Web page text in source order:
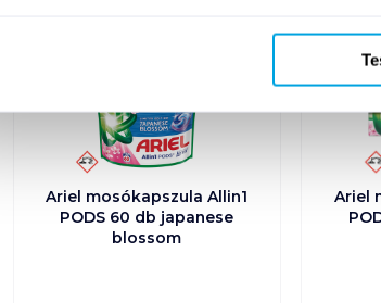
Ariel mosókapszula Allin1
PODS 60 db japanese
blossom
Ariel
Új